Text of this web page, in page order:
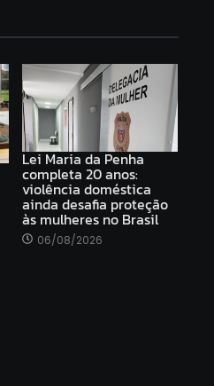
Lei Maria da Penha
completa 20 anos:
violência doméstica
ainda desafia proteção
às mulheres no Brasil
06/08/2026